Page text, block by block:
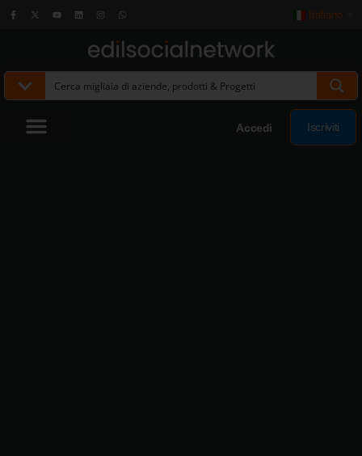
Italiano
Accedi Iscriviti